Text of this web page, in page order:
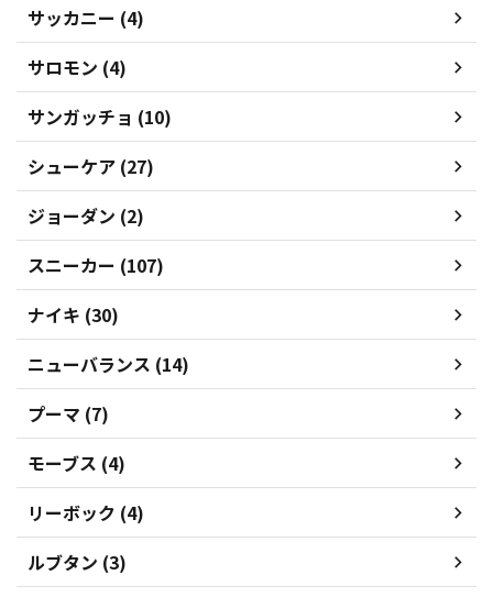
サッカニー (4)
サロモン (4)
サンガッチョ (10)
シューケア (27)
ジョーダン (2)
スニーカー (107)
ナイキ (30)
ニューバランス (14)
プーマ (7)
モーブス (4)
リーボック (4)
ルブタン (3)